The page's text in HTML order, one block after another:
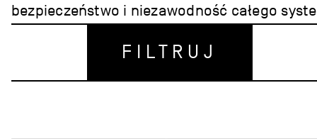
bezpieczeństwo i niezawodność całego
FILTRUJ